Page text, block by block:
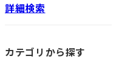
詳細検索
カテゴリから探す